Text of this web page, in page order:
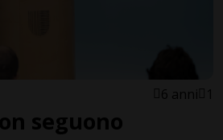
6 anni 1
seguono